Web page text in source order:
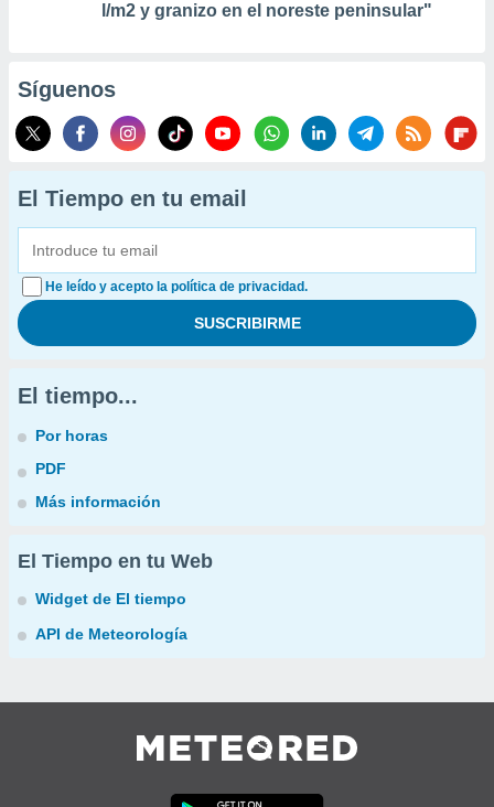
l/m2 y granizo en el noreste peninsular"
Síguenos
El Tiempo en tu email
He leído y acepto la política de privacidad.
El tiempo...
Por horas
PDF
Más información
El Tiempo en tu Web
Widget de El tiempo
API de Meteorología